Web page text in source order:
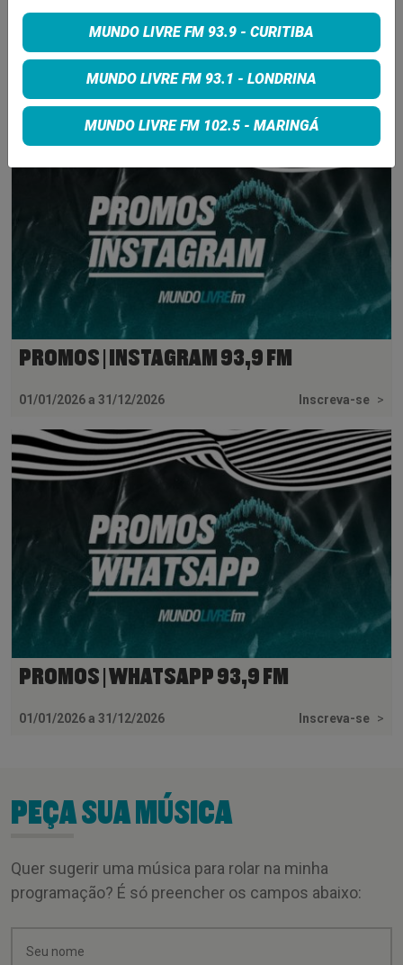
INSCREVA-SE
PROMOS | INSTAGRAM 93,9 FM
01/01/2026 a 31/12/2026 Inscreva-se >
PROMOS | WHATSAPP 93,9 FM
01/01/2026 a 31/12/2026 Inscreva-se >
PEÇA SUA MÚSICA
Quer sugerir uma música para rolar na minha
programação? É só preencher os campos abaixo:
MUNDO LIVRE FM 93.9 - CURITIBA
MUNDO LIVRE FM 93.1 - LONDRINA
MUNDO LIVRE FM 102.5 - MARINGÁ